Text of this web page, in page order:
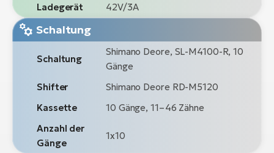
Ladegerät 42V/3A
Schaltung
Schaltung
Shimano Deore, SL-M4100-R, 10
Gänge
Shifter
Shimano Deore RD-M5120
Kassette
10 Gänge, 11–46 Zähne
Anzahl der
Gänge
1x10